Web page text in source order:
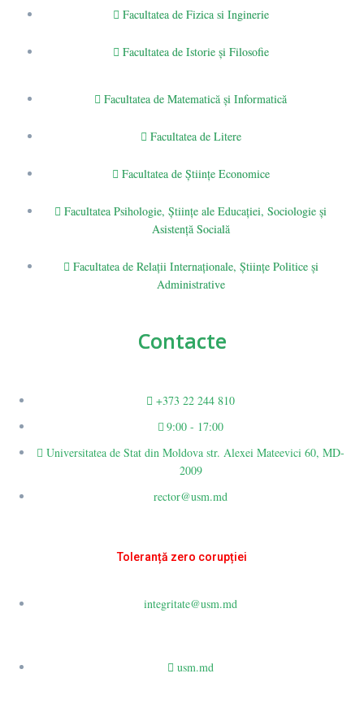
Facultatea de Fizica si Inginerie
Facultatea de Istorie şi Filosofie
Facultatea de Matematică şi Informatică
Facultatea de Litere
Facultatea de Științe Economice
Facultatea Psihologie, Ştiinţe ale Educaţiei, Sociologie și
Asistență Socială
Facultatea de Relaţii Internaţionale, Ştiinţe Politice şi
Administrative
Contacte
+373 22 244 810
9:00 - 17:00
Universitatea de Stat din Moldova str. Alexei Mateevici 60, MD-
2009
rector@usm.md
Toleranță zero corupției
integritate@usm.md
usm.md